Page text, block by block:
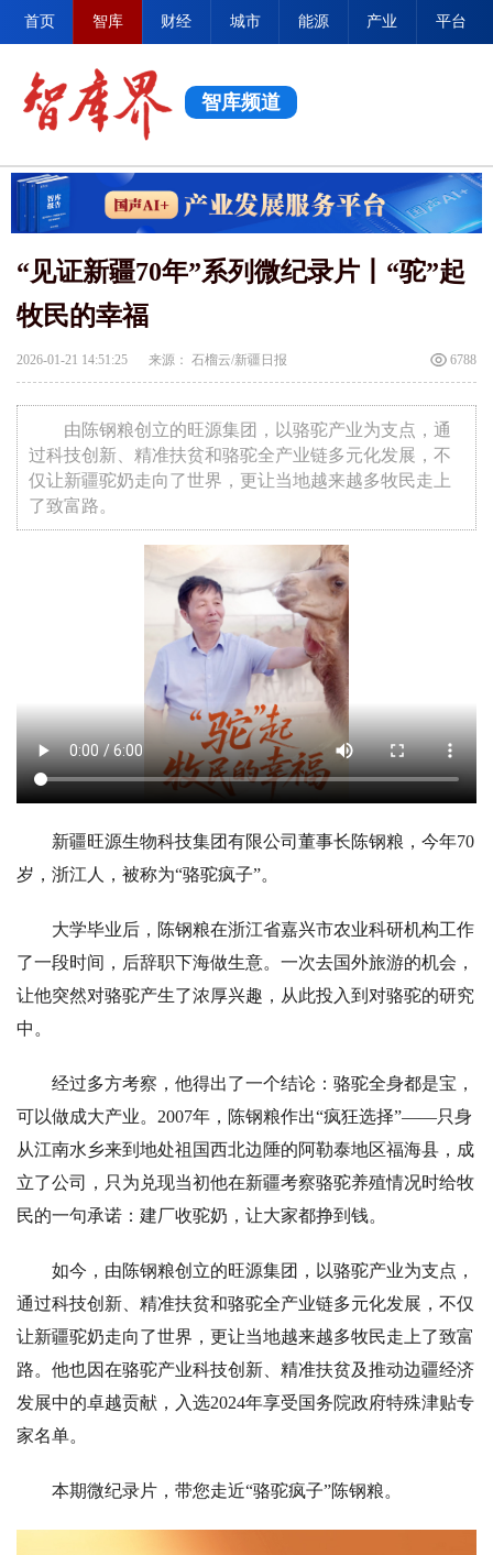
首页 智库 财经 城市 能源 产业 平台
智库频道
“见证新疆70年”系列微纪录片丨“驼”起
牧民的幸福
2026-01-21 14:51:25 来源： 石榴云/新疆日报 6788
由陈钢粮创立的旺源集团，以骆驼产业为支点，通
过科技创新、精准扶贫和骆驼全产业链多元化发展，不
仅让新疆驼奶走向了世界，更让当地越来越多牧民走上
了致富路。
新疆旺源生物科技集团有限公司董事长陈钢粮，今年70
岁，浙江人，被称为“骆驼疯子”。
大学毕业后，陈钢粮在浙江省嘉兴市农业科研机构工作
了一段时间，后辞职下海做生意。一次去国外旅游的机会，
让他突然对骆驼产生了浓厚兴趣，从此投入到对骆驼的研究
中。
经过多方考察，他得出了一个结论：骆驼全身都是宝，
可以做成大产业。2007年，陈钢粮作出“疯狂选择”——只身
从江南水乡来到地处祖国西北边陲的阿勒泰地区福海县，成
立了公司，只为兑现当初他在新疆考察骆驼养殖情况时给牧
民的一句承诺：建厂收驼奶，让大家都挣到钱。
如今，由陈钢粮创立的旺源集团，以骆驼产业为支点，
通过科技创新、精准扶贫和骆驼全产业链多元化发展，不仅
让新疆驼奶走向了世界，更让当地越来越多牧民走上了致富
路。他也因在骆驼产业科技创新、精准扶贫及推动边疆经济
发展中的卓越贡献，入选2024年享受国务院政府特殊津贴专
家名单。
本期微纪录片，带您走近“骆驼疯子”陈钢粮。